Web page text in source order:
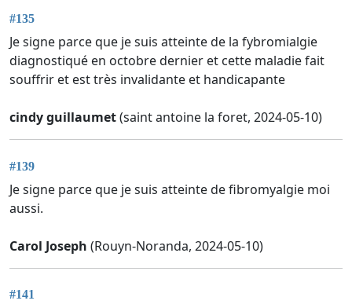
#135
Je signe parce que je suis atteinte de la fybromialgie
diagnostiqué en octobre dernier et cette maladie fait
souffrir et est très invalidante et handicapante
cindy guillaumet(saint antoine la foret, 2024-05-10)
#139
Je signe parce que je suis atteinte de fibromyalgie moi
aussi.
Carol Joseph (Rouyn-Noranda, 2024-05-10)
#141